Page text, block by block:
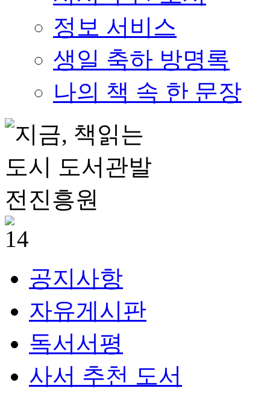
정보 서비스
생일 축하 방명록
나의 책 속 한 문장
공지사항
자유게시판
독서서평
사서 추천 도서